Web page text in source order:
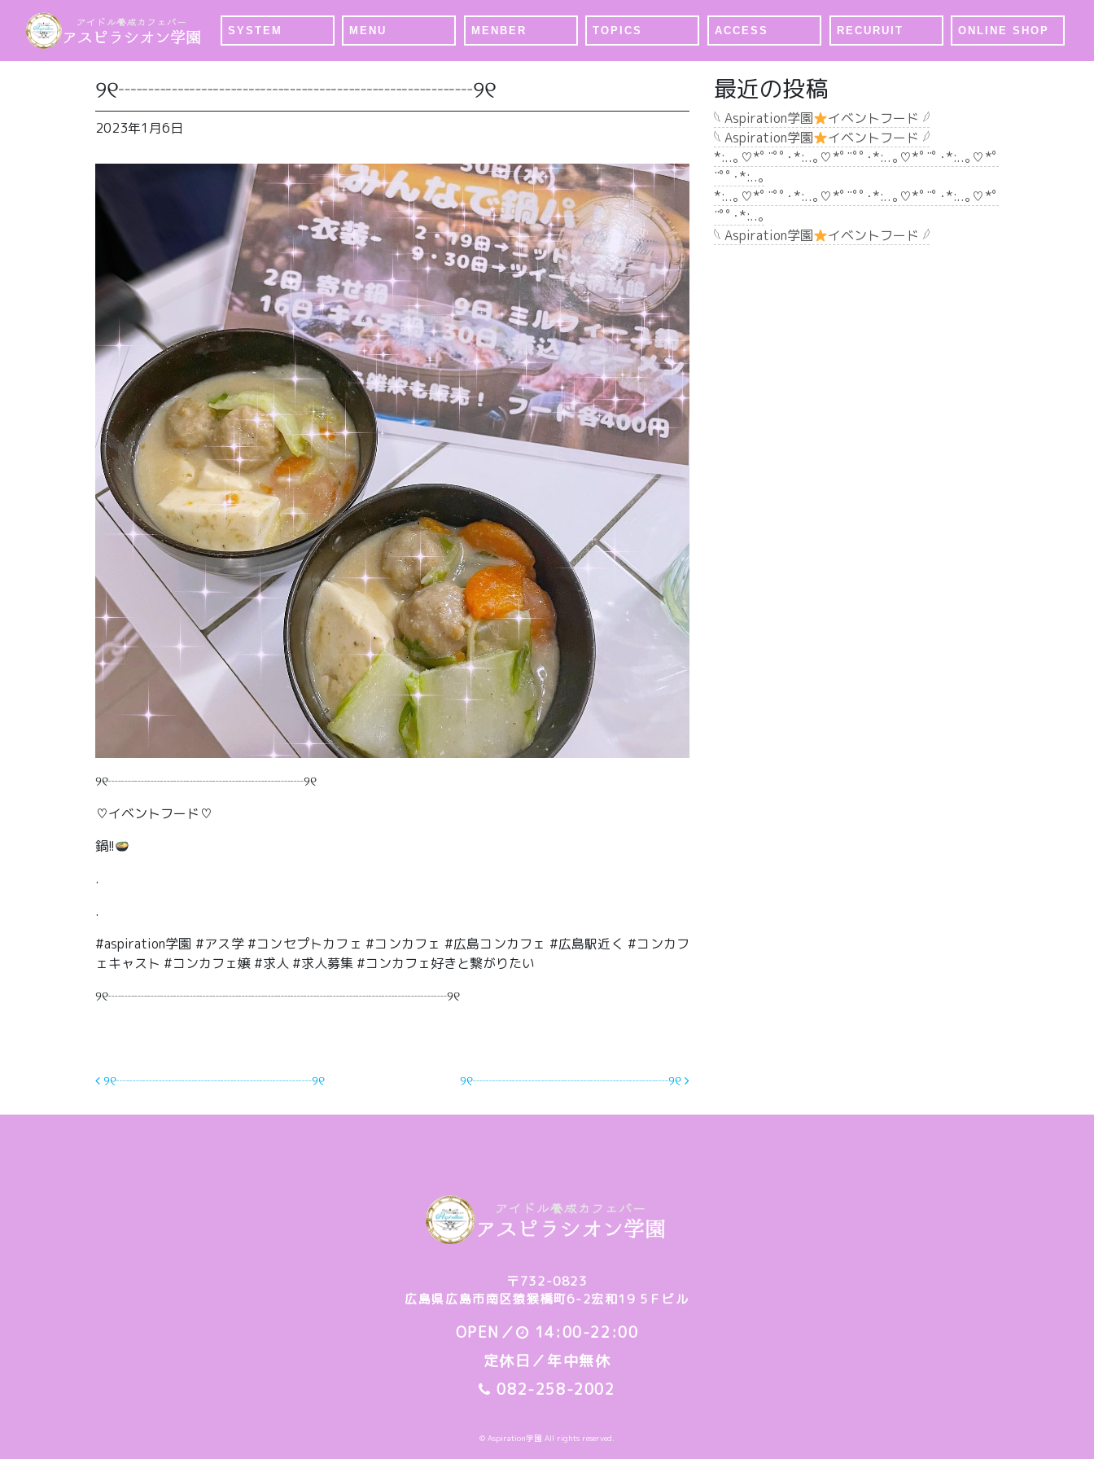
SYSTEM MENU MENBER TOPICS ACCESS RECURUIT ONLINE SHOP
୨୧┈┈┈┈┈┈┈┈┈┈┈┈┈┈┈୨୧
2023年1月6日
୨୧┈┈┈┈┈┈┈┈┈┈┈┈┈┈┈୨୧
♡イベントフード♡
鍋!!
.
.
#aspiration学園 #アス学 #コンセプトカフェ #コンカフェ #広島コンカフェ #広島駅近く #コンカフ
ェキャスト #コンカフェ嬢 #求人 #求人募集 #コンカフェ好きと繋がりたい
୨୧┈┈┈┈┈┈┈┈┈┈┈┈┈┈┈┈┈┈┈┈┈┈┈┈┈┈୨୧
投稿ナビゲーション
୨୧┈┈┈┈┈┈┈┈┈┈┈┈┈┈┈୨୧ ୨୧┈┈┈┈┈┈┈┈┈┈┈┈┈┈┈୨୧
最近の投稿
𓆩 Aspiration学園
イベントフード 𓆪
𓆩 Aspiration学園
イベントフード 𓆪
*:..｡♡*ﾟ¨ﾟﾟ･*:..｡♡*ﾟ¨ﾟﾟ･*:..｡♡*ﾟ¨ﾟ･*:..｡♡*ﾟ
¨ﾟﾟ･*:..｡
*:..｡♡*ﾟ¨ﾟﾟ･*:..｡♡*ﾟ¨ﾟﾟ･*:..｡♡*ﾟ¨ﾟ･*:..｡♡*ﾟ
¨ﾟﾟ･*:..｡
𓆩 Aspiration学園
イベントフード 𓆪
〒732-0823
広島県広島市南区猿猴橋町6-2宏和19 5Ｆビル
OPEN／
14:00-22:00
定休日／年中無休
082-258-2002
© Aspiration学園 All rights reserved.